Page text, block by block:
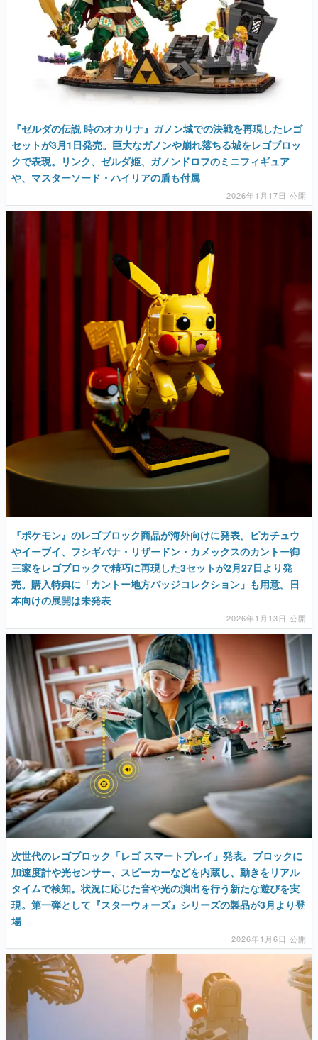
『ゼルダの伝説 時のオカリナ』ガノン城での決戦を再現したレゴ
セットが3月1日発売。巨大なガノンや崩れ落ちる城をレゴブロッ
クで表現。リンク、ゼルダ姫、ガノンドロフのミニフィギュア
や、マスターソード・ハイリアの盾も付属
2026年1月17日 公開
『ポケモン』のレゴブロック商品が海外向けに発表。ピカチュウ
やイーブイ、フシギバナ・リザードン・カメックスのカントー御
三家をレゴブロックで精巧に再現した3セットが2月27日より発
売。購入特典に「カントー地方バッジコレクション」も用意。日
本向けの展開は未発表
2026年1月13日 公開
次世代のレゴブロック「レゴ スマートプレイ」発表。ブロックに
加速度計や光センサー、スピーカーなどを内蔵し、動きをリアル
タイムで検知。状況に応じた音や光の演出を行う新たな遊びを実
現。第一弾として『スターウォーズ』シリーズの製品が3月より登
場
2026年1月6日 公開